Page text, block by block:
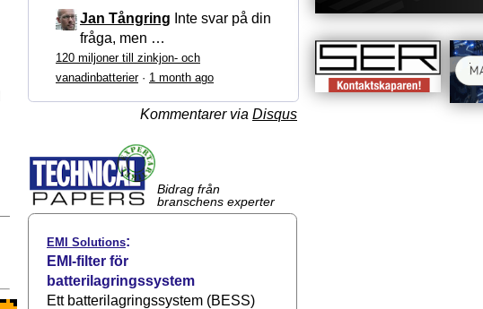
Jan Tångring Inte svar på din
fråga, men …
120 miljoner till zinkjon- och
vanadinbatterier· 1 month ago
Kommentarer via Disqus
Bidrag från
branschens experter
EMI Solutions:
EMI-filter för
batterilagringssystem
Ett batterilagringssystem (BESS)